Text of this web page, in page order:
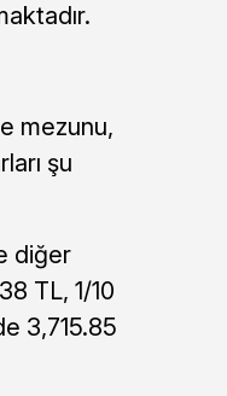
mezunu,
şu
diğer
TL, 1/10
3,715.85